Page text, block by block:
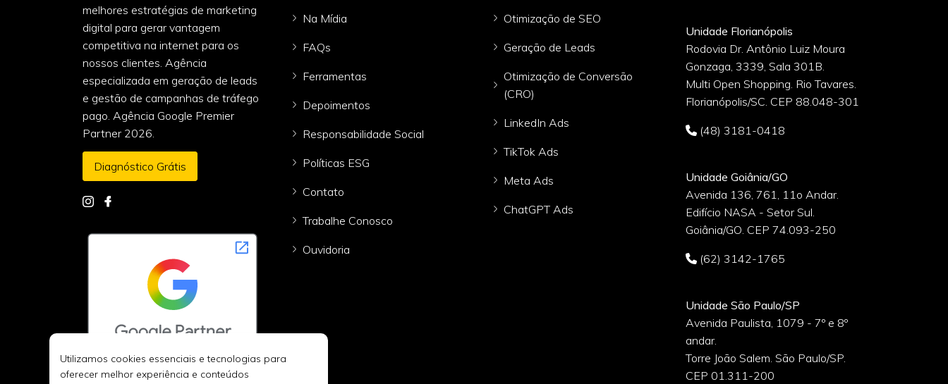
melhores estratégias de marketing
digital para gerar vantagem
competitiva na internet para os
nossos clientes. Agência
especializada em geração de leads
e gestão de campanhas de tráfego
pago. Agência Google Premier
Partner 2026.
Diagnóstico Grátis
Na Mídia
FAQs
Ferramentas
Depoimentos
Responsabilidade Social
Políticas ESG
Contato
Trabalhe Conosco
Ouvidoria
Otimização de SEO
Geração de Leads
Otimização de Conversão
(CRO)
LinkedIn Ads
TikTok Ads
Meta Ads
ChatGPT Ads
Unidade Florianópolis
Rodovia Dr. Antônio Luiz Moura
Gonzaga, 3339, Sala 301B.
Multi Open Shopping. Rio Tavares.
Florianópolis/SC. CEP 88.048-301
(48) 3181-0418
Unidade Goiânia/GO
Avenida 136, 761, 11o Andar.
Edifício NASA - Setor Sul.
Goiânia/GO. CEP 74.093-250
(62) 3142-1765
Unidade São Paulo/SP
Avenida Paulista, 1079 - 7º e 8º
andar.
Torre João Salem. São Paulo/SP.
CEP 01.311-200
Utilizamos cookies essenciais e tecnologias para
oferecer melhor experiência e conteúdos